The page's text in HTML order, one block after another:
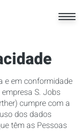
e em conformidade
S. Jobs
cumpre com a
dos dados
têm as Pessoas